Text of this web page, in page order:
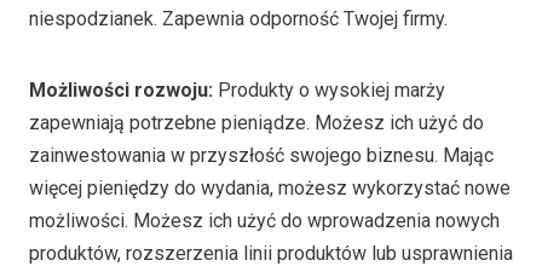
niespodzianek. Zapewnia odporność Twojej firmy.
Możliwości rozwoju: Produkty o wysokiej marży
zapewniają potrzebne pieniądze. Możesz ich użyć do
zainwestowania w przyszłość swojego biznesu. Mając
więcej pieniędzy do wydania, możesz wykorzystać nowe
możliwości. Możesz ich użyć do wprowadzenia nowych
produktów, rozszerzenia linii produktów lub usprawnienia